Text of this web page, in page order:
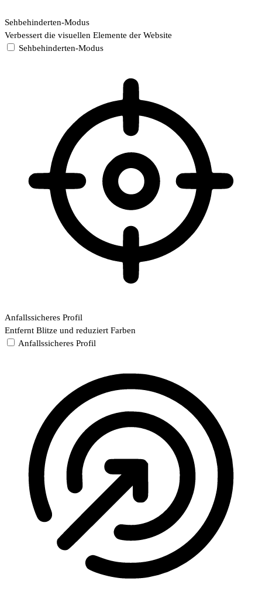
Sehbehinderten-Modus
Verbessert die visuellen Elemente der Website
Sehbehinderten-Modus
Anfallssicheres Profil
Entfernt Blitze und reduziert Farben
Anfallssicheres Profil